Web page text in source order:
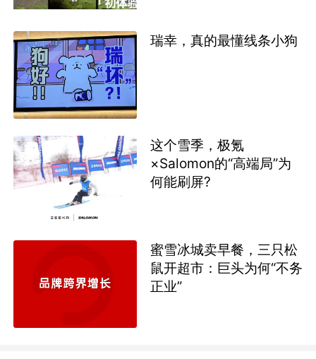
瑞幸，真的最懂线条小狗
这个雪季，极氪
×Salomon的“高端局”为
何能刷屏?
蜜雪冰城卖早餐，三只松
鼠开超市：巨头为何“不务
正业”